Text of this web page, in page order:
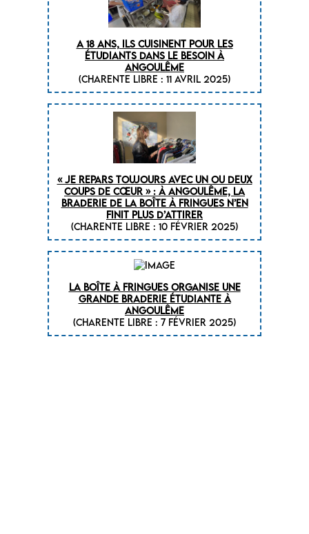
A 18 ans, ils cuisinent pour les
étudiants dans le besoin à
Angoulême
(CHARENTE LIBRE : 11 avril 2025)
« Je repars toujours avec un ou deux
coups de cœur » : à Angoulême, la
braderie de la Boîte à fringues n’en
finit plus d’attirer
(CHARENTE LIBRE : 10 février 2025)
La boîte à fringues organise une
grande braderie étudiante à
Angoulême
(CHARENTE LIBRE : 7 février 2025)